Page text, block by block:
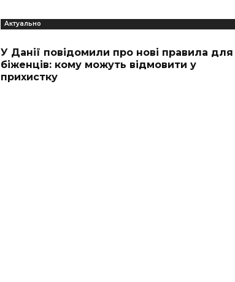
Актуально
У Данії повідомили про нові правила для
біженців: кому можуть відмовити у
прихистку